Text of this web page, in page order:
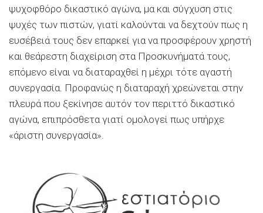
ψυχοφθόρο δικαστικό αγώνα, μα και σύγχυση στις
ψυχές των πιστών, γιατί καλούνται να δεχτούν πως η
ευσέβειά τους δεν επαρκεί για να προσφέρουν χρηστή
και θεάρεστη διαχείριση στα Προσκυνήματά τους,
επόμενο είναι να διαταραχθεί η μέχρι τότε αγαστή
συνεργασία. Προφανώς η διαταραχή χρεώνεται στην
πλευρά που ξεκίνησε αυτόν τον περιττό δικαστικό
αγώνα, επιπρόσθετα γιατί ομολογεί πως υπήρχε
«άριστη συνεργασία».